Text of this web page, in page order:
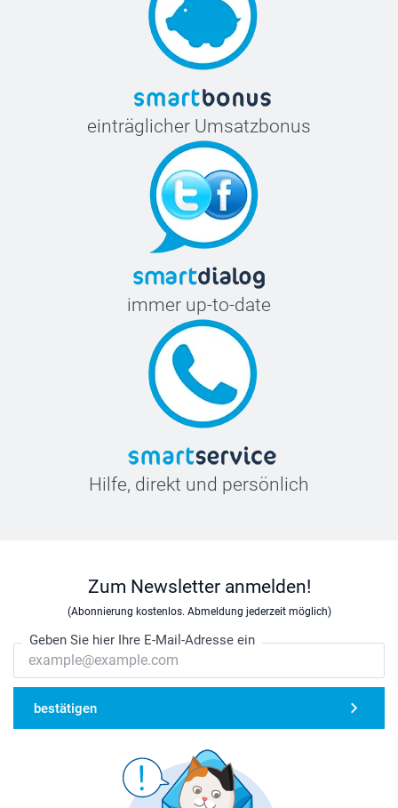
einträglicher Umsatzbonus
immer up-to-date
Hilfe, direkt und persönlich
Zum Newsletter anmelden!
(Abonnierung kostenlos. Abmeldung jederzeit möglich)
Geben Sie hier Ihre E-Mail-Adresse ein
bestätigen